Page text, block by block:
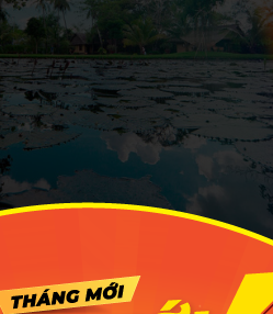
giữa lòng thành phố. Ảnh